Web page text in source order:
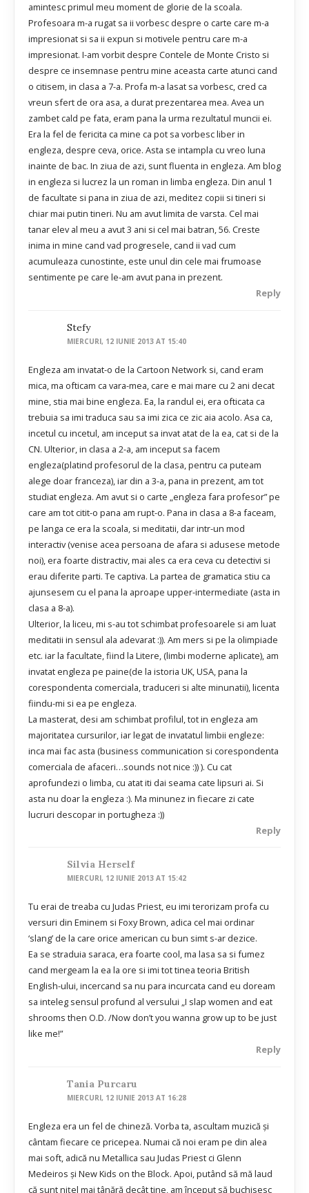
amintesc primul meu moment de glorie de la scoala.
Profesoara m-a rugat sa ii vorbesc despre o carte care m-a
impresionat si sa ii expun si motivele pentru care m-a
impresionat. I-am vorbit despre Contele de Monte Cristo si
despre ce insemnase pentru mine aceasta carte atunci cand
o citisem, in clasa a 7-a. Profa m-a lasat sa vorbesc, cred ca
vreun sfert de ora asa, a durat prezentarea mea. Avea un
zambet cald pe fata, eram pana la urma rezultatul muncii ei.
Era la fel de fericita ca mine ca pot sa vorbesc liber in
engleza, despre ceva, orice. Asta se intampla cu vreo luna
inainte de bac. In ziua de azi, sunt fluenta in engleza. Am blog
in engleza si lucrez la un roman in limba engleza. Din anul 1
de facultate si pana in ziua de azi, meditez copii si tineri si
chiar mai putin tineri. Nu am avut limita de varsta. Cel mai
tanar elev al meu a avut 3 ani si cel mai batran, 56. Creste
inima in mine cand vad progresele, cand ii vad cum
acumuleaza cunostinte, este unul din cele mai frumoase
sentimente pe care le-am avut pana in prezent.
Reply
Stefy
MIERCURI, 12 IUNIE 2013 AT 15:40
Engleza am invatat-o de la Cartoon Network si, cand eram
mica, ma ofticam ca vara-mea, care e mai mare cu 2 ani decat
mine, stia mai bine engleza. Ea, la randul ei, era ofticata ca
trebuia sa imi traduca sau sa imi zica ce zic aia acolo. Asa ca,
incetul cu incetul, am inceput sa invat atat de la ea, cat si de la
CN. Ulterior, in clasa a 2-a, am inceput sa facem
engleza(platind profesorul de la clasa, pentru ca puteam
alege doar franceza), iar din a 3-a, pana in prezent, am tot
studiat engleza. Am avut si o carte „engleza fara profesor” pe
care am tot citit-o pana am rupt-o. Pana in clasa a 8-a faceam,
pe langa ce era la scoala, si meditatii, dar intr-un mod
interactiv (venise acea persoana de afara si adusese metode
noi), era foarte distractiv, mai ales ca era ceva cu detectivi si
erau diferite parti. Te captiva. La partea de gramatica stiu ca
ajunsesem cu el pana la aproape upper-intermediate (asta in
clasa a 8-a).
Ulterior, la liceu, mi s-au tot schimbat profesoarele si am luat
meditatii in sensul ala adevarat :)). Am mers si pe la olimpiade
etc. iar la facultate, fiind la Litere, (limbi moderne aplicate), am
invatat engleza pe paine(de la istoria UK, USA, pana la
corespondenta comerciala, traduceri si alte minunatii), licenta
fiindu-mi si ea pe engleza.
La masterat, desi am schimbat profilul, tot in engleza am
majoritatea cursurilor, iar legat de invatatul limbii engleze:
inca mai fac asta (business communication si corespondenta
comerciala de afaceri…sounds not nice :)) ). Cu cat
aprofundezi o limba, cu atat iti dai seama cate lipsuri ai. Si
asta nu doar la engleza :). Ma minunez in fiecare zi cate
lucruri descopar in portugheza :))
Reply
Silvia Herself
MIERCURI, 12 IUNIE 2013 AT 15:42
Tu erai de treaba cu Judas Priest, eu imi terorizam profa cu
versuri din Eminem si Foxy Brown, adica cel mai ordinar
‘slang’ de la care orice american cu bun simt s-ar dezice.
Ea se straduia saraca, era foarte cool, ma lasa sa si fumez
cand mergeam la ea la ore si imi tot tinea teoria British
English-ului, incercand sa nu para incurcata cand eu doream
sa inteleg sensul profund al versului „I slap women and eat
shrooms then O.D. /Now don’t you wanna grow up to be just
like me!”
Reply
Tania Purcaru
MIERCURI, 12 IUNIE 2013 AT 16:28
Engleza era un fel de chineză. Vorba ta, ascultam muzică şi
cântam fiecare ce pricepea. Numai că noi eram pe din alea
mai soft, adică nu Metallica sau Judas Priest ci Glenn
Medeiros şi New Kids on the Block. Apoi, putând să mă laud
că sunt niţel mai tânără decât tine, am început să buchisesc